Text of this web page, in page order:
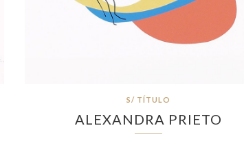
S/ TÍTULO
ALEXANDRA PRIETO